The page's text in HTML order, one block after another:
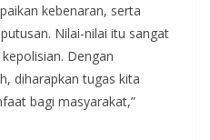
kebenaran, serta
Nilai-nilai itu sangat
Dengan
diharapkan tugas kita
bagi masyarakat,”